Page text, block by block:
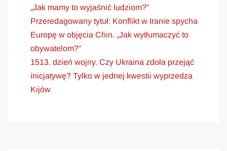
„Jak mamy to wyjaśnić ludziom?”
Przeredagowany tytuł: Konflikt w Iranie spycha
Europę w objęcia Chin. „Jak wytłumaczyć to
obywatelom?”
1513. dzień wojny. Czy Ukraina zdoła przejąć
inicjatywę? Tylko w jednej kwestii wyprzedza
Kijów